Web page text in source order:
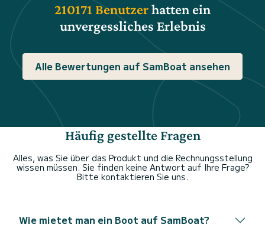
210171 Benutzerhatten ein
unvergessliches Erlebnis
Alle Bewertungen auf SamBoat ansehen
Häufig gestellte Fragen
Alles, was Sie über das Produkt und die Rechnungsstellung
wissen müssen. Sie finden keine Antwort auf Ihre Frage?
Bitte kontaktieren Sie uns.
Wie mietet man ein Boot auf SamBoat?